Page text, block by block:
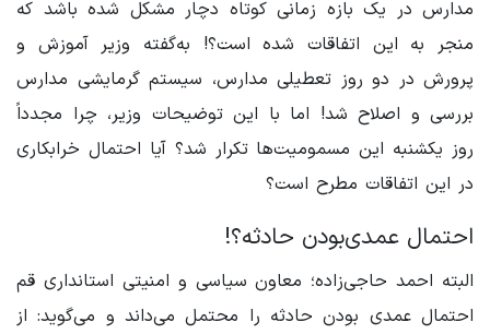
مدارس در یک بازه زمانی کوتاه دچار مشکل شده باشد که
منجر به این اتفاقات شده است؟! به‌گفته وزیر آموزش و
پرورش در دو روز تعطیلی مدارس، سیستم گرمایشی مدارس
بررسی و اصلاح شد! اما با این توضیحات وزیر، چرا مجدداً
روز یکشنبه این مسمومیت‌ها تکرار شد؟ آیا احتمال خرابکاری
در این اتفاقات مطرح است؟
احتمال عمدی‌بودن حادثه؟!
البته احمد حاجی‌زاده؛ معاون سیاسی و امنیتی استانداری قم
احتمال عمدی بودن حادثه را محتمل می‌داند و می‌گوید: از